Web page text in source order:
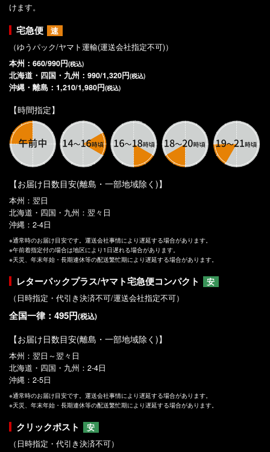
けます。
宅急便
速
（ゆうパック/ヤマト運輸(運送会社指定不可)）
本州：660/990円(税込)
北海道・四国・九州：990/1,320円(税込)
沖縄・離島：1,210/1,980円(税込)
【時間指定】
【お届け日数目安(離島・一部地域除く)】
本州：翌日
北海道・四国・九州：翌々日
沖縄：2-4日
※通常時のお届け目安です。運送会社事情により遅延する場合があります。
※午前着指定付の場合は地区により1日遅れる場合があります。
※天災、年末年始・長期連休等の配送繁忙期により遅延する場合があります。
レターパックプラス/ヤマト宅急便コンパクト
安
（日時指定・代引き決済不可/運送会社指定不可）
全国一律：495円(税込)
【お届け日数目安(離島・一部地域除く)】
本州：翌日～翌々日
北海道・四国・九州：2-4日
沖縄：2-5日
※通常時のお届け目安です。運送会社事情により遅延する場合があります。
※天災、年末年始・長期連休等の配送繁忙期により遅延する場合があります。
クリックポスト
安
（日時指定・代引き決済不可）